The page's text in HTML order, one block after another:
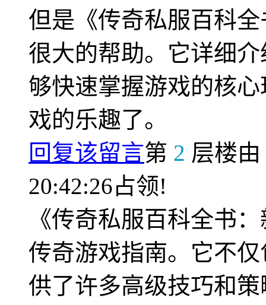
但是《传奇私服百科
很大的帮助。它详细
够快速掌握游戏的核
戏的乐趣了。
回复该留言第 2 层楼由
20:42:26占领!
《传奇私服百科全书
传奇游戏指南。它不
供了许多高级技巧和